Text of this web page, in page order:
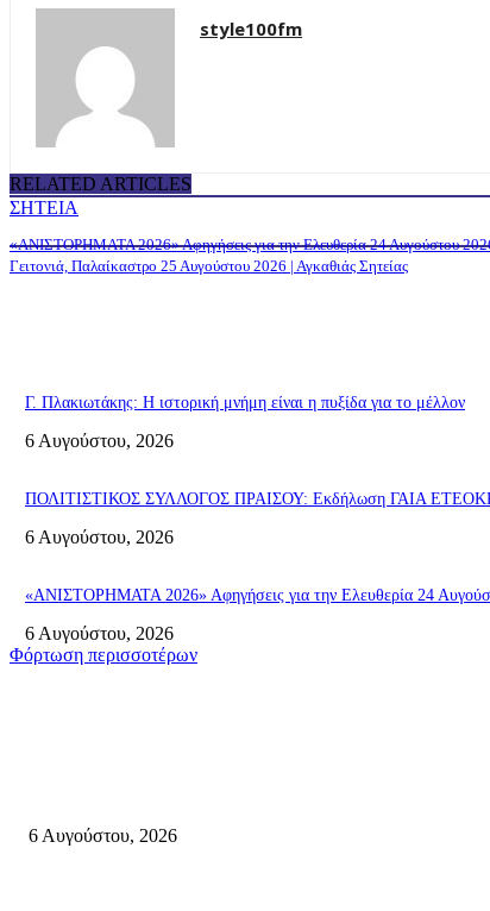
style100fm
RELATED ARTICLES
ΣΗΤΕΙΑ
«ΑΝΙΣΤΟΡΗΜΑΤΑ 2026» Αφηγήσεις για την Ελευθερία 24 Αυγούστου
Γειτονιά, Παλαίκαστρο 25 Αυγούστου 2026 | Αγκαθιάς Σητείας
Γ. Πλακιωτάκης: Η ιστορική μνήμη είναι η πυξίδα για το μέλλον
6 Αυγούστου, 2026
ΠΟΛΙΤΙΣΤΙΚΟΣ ΣΥΛΛΟΓΟΣ ΠΡΑΙΣΟΥ: Εκδήλωση ΓΑΙΑ
6 Αυγούστου, 2026
«ΑΝΙΣΤΟΡΗΜΑΤΑ 2026» Αφηγήσεις για την Ελευθερία 24
6 Αυγούστου, 2026
Φόρτωση περισσοτέρων
6 Αυγούστου, 2026